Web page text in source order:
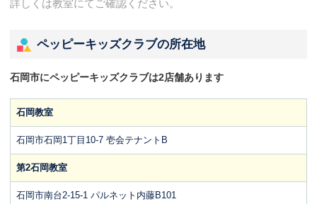
詳しくは教室にてご確認ください。
ペッピーキッズクラブの所在地
石岡市にペッピーキッズクラブは2店舗あります
石岡教室
石岡市石岡1丁目10-7 壱会テナントB
第2石岡教室
石岡市南台2-15-1 パルネット内藤B101